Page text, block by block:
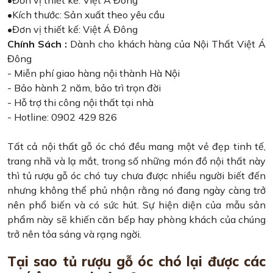
•Kích thước: Sản xuất theo yêu cầu
•Đơn vị thiết kế: Việt Á Đông
Chính Sách : Dành cho khách hàng của Nội Thất Việt Á
Đông
- Miễn phí giao hàng nội thành Hà Nội
- Bảo hành 2 năm, bảo trì trọn đời
- Hỗ trợ thi công nội thất tại nhà
- Hotline: 0902 429 826
Tất cả nội thất gỗ óc chó đều mang một vẻ đẹp tinh tế,
trang nhã và lạ mắt, trong số những món đồ nội thất này
thì tủ rượu gỗ óc chó tuy chưa được nhiều người biết đến
nhưng không thể phủ nhận rằng nó đang ngày càng trở
nên phổ biến và có sức hút. Sự hiện diện của mẫu sản
phẩm này sẽ khiến căn bếp hay phòng khách của chúng
trở nên tỏa sáng và rạng ngời.
Tại sao tủ rượu gỗ óc chó lại được các